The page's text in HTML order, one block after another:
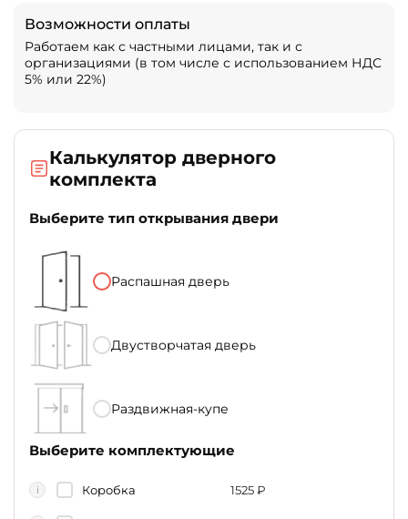
Возможности оплаты
Работаем как с частными лицами, так и с
организациями (в том числе с использованием НДС
5% или 22%)
Калькулятор дверного
комплекта
Выберите тип открывания двери
Распашная дверь
Двустворчатая дверь
Раздвижная-купе
Выберите комплектующие
i Коробка 1525₽